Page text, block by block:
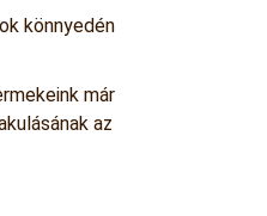
könnyedén
már
az